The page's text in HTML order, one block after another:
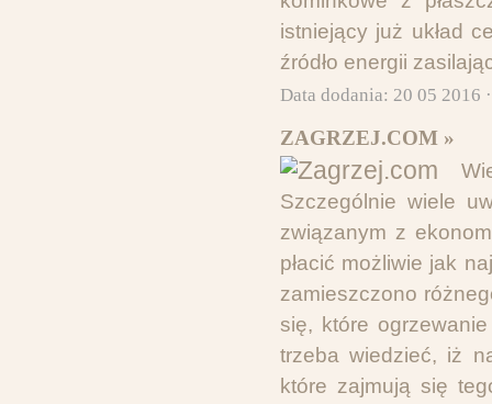
istniejący już układ
źródło energii
Data dodania: 20 05 2016
ZAGRZEJ.COM »
Szczególnie wiele
związanym z
płacić możliwie jak
zamieszczono
się, które
trzeba wiedzieć, iż
które zajmują się